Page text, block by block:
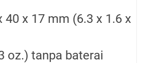
40 x 17 mm (6.3 x 1.6 x
oz.) tanpa baterai